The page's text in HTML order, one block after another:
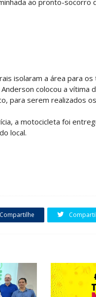
ao pronto-
isolaram a área para
colocou a vítima
para serem realizados
a motocicleta foi
local.
Compartilhe